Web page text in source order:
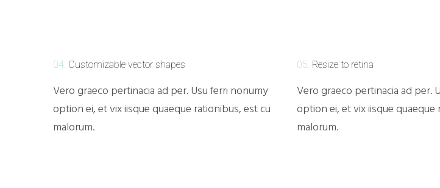
04. Customizable vector shapes
Vero graeco pertinacia ad per. Usu ferri nonumy
option ei, et vix iisque quaeque rationibus, est cu
malorum.
05. Resize to retina
Vero graeco pertinacia ad per.
option ei, et vix iisque quaeque
malorum.